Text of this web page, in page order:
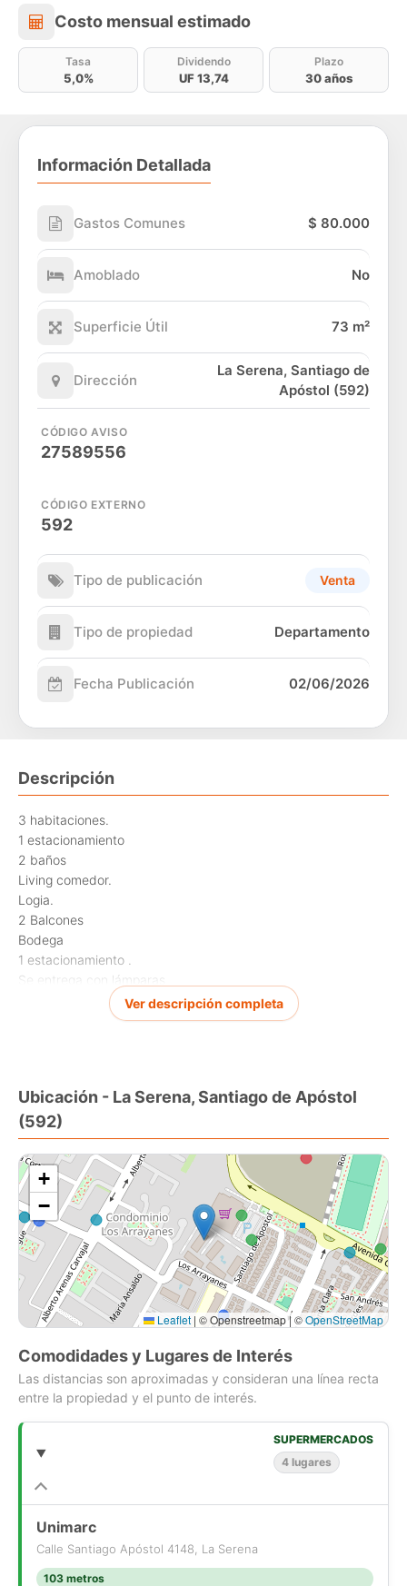
Costo mensual estimado
Costo mensual estimado
Tasa
5,0%
Dividendo
UF 13,74
Plazo
30 años
Información Detallada
Gastos Comunes $ 80.000
Amoblado No
Superficie Útil 73 m²
Dirección
La Serena, Santiago de
Apóstol (592)
CÓDIGO AVISO
27589556
CÓDIGO EXTERNO
592
Tipo de publicación Venta
Tipo de propiedad Departamento
Fecha Publicación 02/06/2026
Descripción
3 habitaciones.
1 estacionamiento
2 baños
Living comedor.
Logia.
2 Balcones
Bodega
1 estacionamiento .
Se entrega con lámparas
Cortinas roller en todas sus ventanas
Ver descripción completa
Ubicación - La Serena, Santiago de Apóstol
(592)
+
−
Leaflet | © Openstreetmap | ©OpenStreetMap
Comodidades y Lugares de Interés
Las distancias son aproximadas y consideran una línea recta
entre la propiedad y el punto de interés.
SUPERMERCADOS
4 lugares
Unimarc
Calle Santiago Apóstol 4148, La Serena
103 metros